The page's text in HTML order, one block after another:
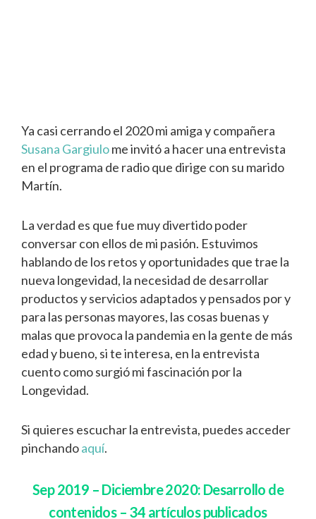
Ya casi cerrando el 2020 mi amiga y compañera
Susana Gargiulome invitó a hacer una entrevista
en el programa de radio que dirige con su marido
Martín.
La verdad es que fue muy divertido poder
conversar con ellos de mi pasión. Estuvimos
hablando de los retos y oportunidades que trae la
nueva longevidad, la necesidad de desarrollar
productos y servicios adaptados y pensados por y
para las personas mayores, las cosas buenas y
malas que provoca la pandemia en la gente de más
edad y bueno, si te interesa, en la entrevista
cuento como surgió mi fascinación por la
Longevidad.
Si quieres escuchar la entrevista, puedes acceder
pinchandoaquí.
Sep 2019 – Diciembre 2020: Desarrollo de
contenidos – 34 artículos publicados